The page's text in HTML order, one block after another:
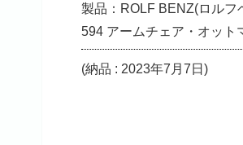
製品：ROLF BENZ(ロルフ
594 アームチェア・オット
(納品 : 2023年7月7日)